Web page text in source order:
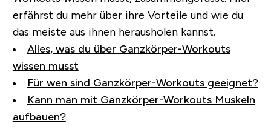
erfährst du mehr über ihre Vorteile und wie du
das meiste aus ihnen herausholen kannst.
Alles, was du über Ganzkörper-Workouts
wissen musst
Für wen sind Ganzkörper-Workouts geeignet?
Kann man mit Ganzkörper-Workouts Muskeln
aufbauen?